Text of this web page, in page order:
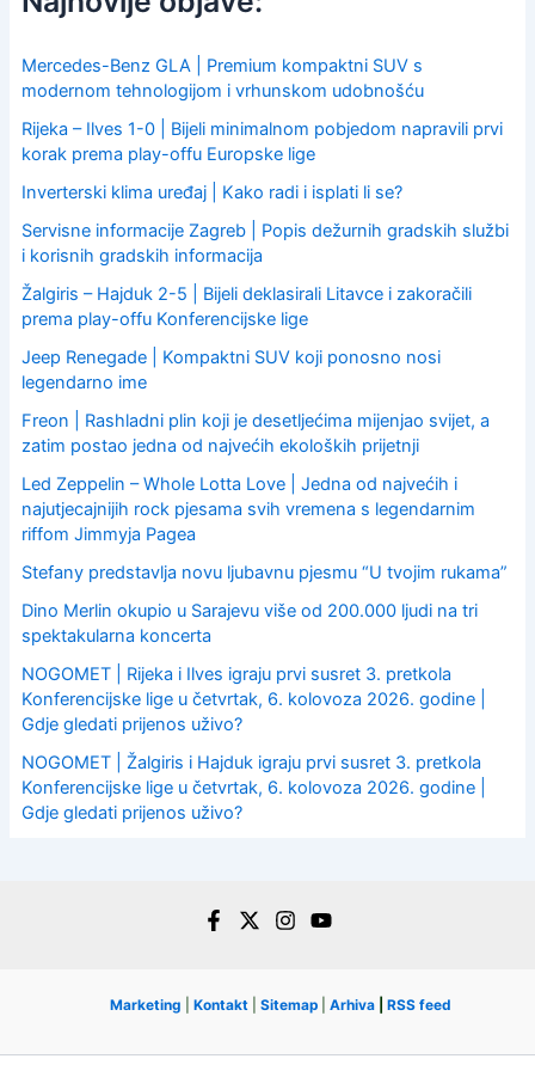
h
o
r
Mercedes-Benz GLA | Premium kompaktni SUV s
modernom tehnologijom i vrhunskom udobnošću
Rijeka – Ilves 1-0 | Bijeli minimalnom pobjedom napravili prvi
korak prema play-offu Europske lige
Inverterski klima uređaj | Kako radi i isplati li se?
Servisne informacije Zagreb | Popis dežurnih gradskih službi
i korisnih gradskih informacija
Žalgiris – Hajduk 2-5 | Bijeli deklasirali Litavce i zakoračili
prema play-offu Konferencijske lige
Jeep Renegade | Kompaktni SUV koji ponosno nosi
legendarno ime
Freon | Rashladni plin koji je desetljećima mijenjao svijet, a
zatim postao jedna od najvećih ekoloških prijetnji
Led Zeppelin – Whole Lotta Love | Jedna od najvećih i
najutjecajnijih rock pjesama svih vremena s legendarnim
riffom Jimmyja Pagea
Stefany predstavlja novu ljubavnu pjesmu “U tvojim rukama”
Dino Merlin okupio u Sarajevu više od 200.000 ljudi na tri
spektakularna koncerta
NOGOMET | Rijeka i Ilves igraju prvi susret 3. pretkola
Konferencijske lige u četvrtak, 6. kolovoza 2026. godine |
Gdje gledati prijenos uživo?
NOGOMET | Žalgiris i Hajduk igraju prvi susret 3. pretkola
Konferencijske lige u četvrtak, 6. kolovoza 2026. godine |
Gdje gledati prijenos uživo?
Marketing Kontakt Sitemap Arhiva RSS feed